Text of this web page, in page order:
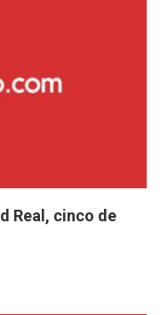
Real, cinco de